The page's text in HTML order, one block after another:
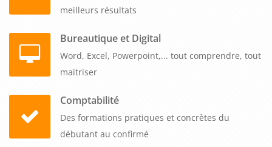
meilleurs résultats
Bureautique et Digital
Word, Excel, Powerpoint,... tout comprendre, tout
maitriser
Comptabilité
Des formations pratiques et concrètes du
débutant au confirmé